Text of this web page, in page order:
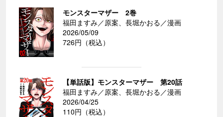
モンスターマザー 2巻
福田ますみ／原案、長堀かおる／漫画
2026/05/09
726円（税込）
【単話版】モンスターマザー 第20話
福田ますみ／原案、長堀かおる／漫画
2026/04/25
110円（税込）